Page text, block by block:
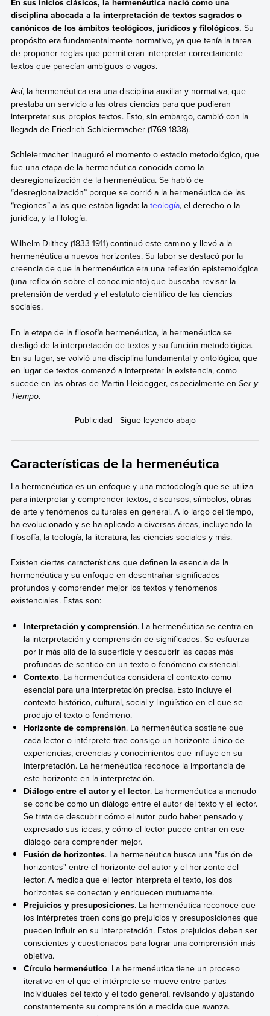
disciplina abocada a la interpretación de textos sagrados o
canónicos de los ámbitos teológicos, jurídicos y filológicos. Su
propósito era fundamentalmente normativo, ya que tenía la tarea
de proponer reglas que permitieran interpretar correctamente
textos que parecían ambiguos o vagos.
Así, la hermenéutica era una disciplina auxiliar y normativa, que
prestaba un servicio a las otras ciencias para que pudieran
interpretar sus propios textos. Esto, sin embargo, cambió con la
llegada de Friedrich Schleiermacher (1769-1838).
Schleiermacher inauguró el momento o estadio metodológico, que
fue una etapa de la hermenéutica conocida como la
desregionalización de la hermenéutica. Se habló de
“desregionalización” porque se corrió a la hermenéutica de las
“regiones” a las que estaba ligada: la teología, el derecho o la
jurídica, y la filología.
Wilhelm Dilthey (1833-1911) continuó este camino y llevó a la
hermenéutica a nuevos horizontes. Su labor se destacó por la
creencia de que la hermenéutica era una reflexión epistemológica
(una reflexión sobre el conocimiento) que buscaba revisar la
pretensión de verdad y el estatuto científico de las ciencias
sociales.
En la etapa de la filosofía hermenéutica, la hermenéutica se
desligó de la interpretación de textos y su función metodológica.
En su lugar, se volvió una disciplina fundamental y ontológica, que
en lugar de textos comenzó a interpretar la existencia, como
sucede en las obras de Martin Heidegger, especialmente en Ser y
Tiempo.
Características de la hermenéutica
La hermenéutica es un enfoque y una metodología que se utiliza
para interpretar y comprender textos, discursos, símbolos, obras
de arte y fenómenos culturales en general. A lo largo del tiempo,
ha evolucionado y se ha aplicado a diversas áreas, incluyendo la
filosofía, la teología, la literatura, las ciencias sociales y más.
Existen ciertas características que definen la esencia de la
hermenéutica y su enfoque en desentrañar significados
profundos y comprender mejor los textos y fenómenos
existenciales. Estas son:
Interpretación y comprensión. La hermenéutica se centra en
la interpretación y comprensión de significados. Se esfuerza
por ir más allá de la superficie y descubrir las capas más
profundas de sentido en un texto o fenómeno existencial.
Contexto. La hermenéutica considera el contexto como
esencial para una interpretación precisa. Esto incluye el
contexto histórico, cultural, social y lingüístico en el que se
produjo el texto o fenómeno.
Horizonte de comprensión. La hermenéutica sostiene que
cada lector o intérprete trae consigo un horizonte único de
experiencias, creencias y conocimientos que influye en su
interpretación. La hermenéutica reconoce la importancia de
este horizonte en la interpretación.
Diálogo entre el autor y el lector. La hermenéutica a menudo
se concibe como un diálogo entre el autor del texto y el lector.
Se trata de descubrir cómo el autor pudo haber pensado y
expresado sus ideas, y cómo el lector puede entrar en ese
diálogo para comprender mejor.
Fusión de horizontes. La hermenéutica busca una "fusión de
horizontes" entre el horizonte del autor y el horizonte del
lector. A medida que el lector interpreta el texto, los dos
horizontes se conectan y enriquecen mutuamente.
Prejuicios y presuposiciones. La hermenéutica reconoce que
los intérpretes traen consigo prejuicios y presuposiciones que
pueden influir en su interpretación. Estos prejuicios deben ser
conscientes y cuestionados para lograr una comprensión más
objetiva.
Círculo hermenéutico. La hermenéutica tiene un proceso
iterativo en el que el intérprete se mueve entre partes
individuales del texto y el todo general, revisando y ajustando
constantemente su comprensión a medida que avanza.